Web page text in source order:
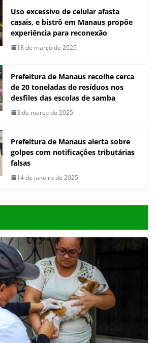
Uso excessivo de celular afasta
casais, e bistrô em Manaus propõe
experiência para reconexão
18 de março de 2025
Prefeitura de Manaus recolhe cerca
de 20 toneladas de resíduos nos
desfiles das escolas de samba
3 de março de 2025
Prefeitura de Manaus alerta sobre
golpes com notificações tributárias
falsas
14 de janeiro de 2025